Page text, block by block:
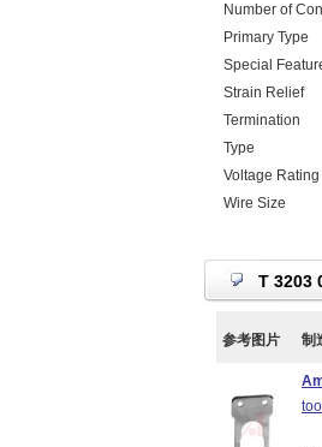
Number of
Primary Type
Special
Strain Relief
Termination
Type
Voltage Rating
Wire Size
T 3203
参考图片 制